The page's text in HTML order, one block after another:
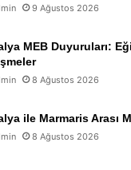
9 Ağustos 2026
MEB Duyuruları:
8 Ağustos 2026
ile Marmaris Arası
8 Ağustos 2026